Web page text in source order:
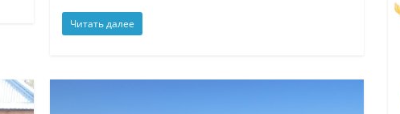
Читать далее